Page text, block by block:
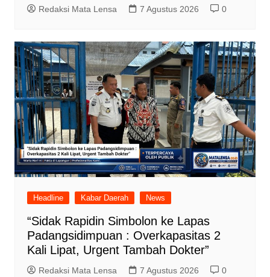
Redaksi Mata Lensa 7 Agustus 2026 0
Headline Kabar Daerah News
“Sidak Rapidin Simbolon ke Lapas
Padangsidimpuan : Overkapasitas 2
Kali Lipat, Urgent Tambah Dokter”
Redaksi Mata Lensa 7 Agustus 2026 0